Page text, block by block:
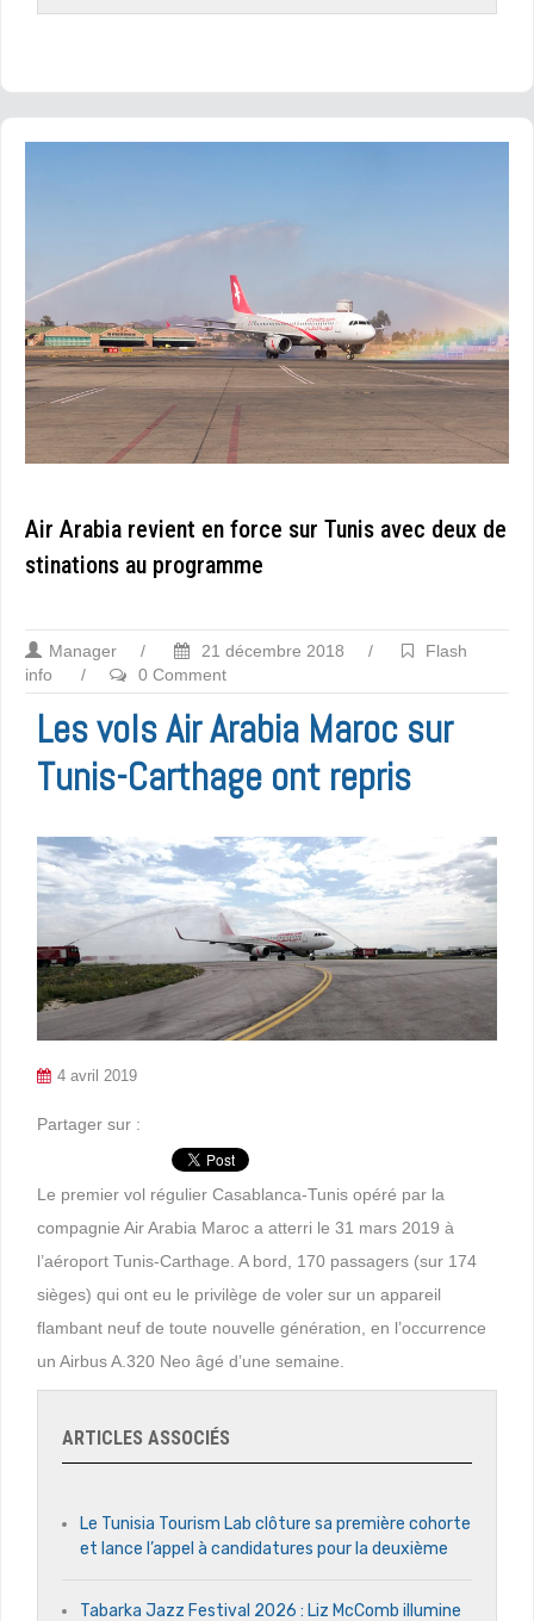
Air Arabia revient en force sur Tunis avec deux de
stinations au programme
Manager / 21 décembre 2018 /
Flash
info
/ 0 Comment
Les vols Air Arabia Maroc sur
Tunis-Carthage ont repris
4 avril 2019
Partager sur :
Le premier vol régulier Casablanca-Tunis opéré par la
compagnie Air Arabia Maroc a atterri le 31 mars 2019 à
l’aéroport Tunis-Carthage. A bord, 170 passagers (sur 174
sièges) qui ont eu le privilège de voler sur un appareil
flambant neuf de toute nouvelle génération, en l’occurrence
un Airbus A.320 Neo âgé d’une semaine.
ARTICLES ASSOCIÉS
Le Tunisia Tourism Lab clôture sa première cohorte
et lance l’appel à candidatures pour la deuxième
Tabarka Jazz Festival 2026 : Liz McComb illumine